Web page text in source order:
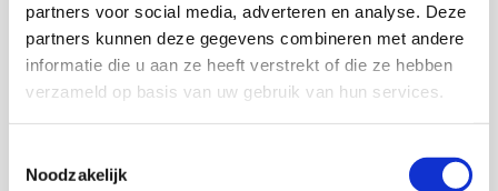
partners voor social media, adverteren en analyse. Deze
partners kunnen deze gegevens combineren met andere
informatie die u aan ze heeft verstrekt of die ze hebben
verzameld op basis van uw gebruik van hun services.
Noodzakelijk
Download publicatie
Onderzoekers